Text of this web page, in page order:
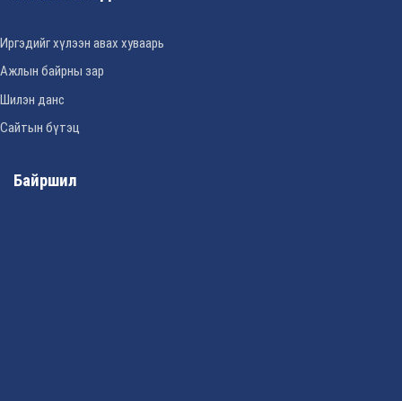
Иргэдийг хүлээн авах хуваарь
Ажлын байрны зар
Шилэн данс
Сайтын бүтэц
Байршил